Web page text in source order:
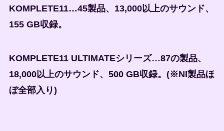
KOMPLETE11…45製品、13,000以上のサウンド、
155 GB収録。
KOMPLETE11 ULTIMATEシリーズ…87の製品、
18,000以上のサウンド、500 GB収録。(※NI製品ほ
ぼ全部入り)